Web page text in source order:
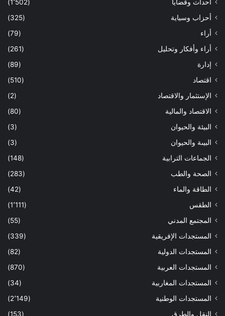
أحداث وقضايا
(1٬502)
أحزاب وسياية
(325)
أراء
(79)
أراء وأفكار وتحليل
(261)
إدارة
(89)
اقتصاد
(510)
الإستثمار والاقتصاد
(2)
الاقتصاد والمالية
(80)
البيئة والحيوان
(3)
البيىة والحيوان
(3)
الجماعات الترابية
(148)
الصحة والطب
(283)
الطاقة والماء
(42)
الطقس
(1٬111)
المجتمع المدني
(55)
المستجدات الإفريقية
(339)
المستجدات الدولية
(82)
المستجدات العربية
(870)
المستجدات المغاربية
(34)
المستجدات الوطنية
(2٬149)
النقل والطرق
(153)